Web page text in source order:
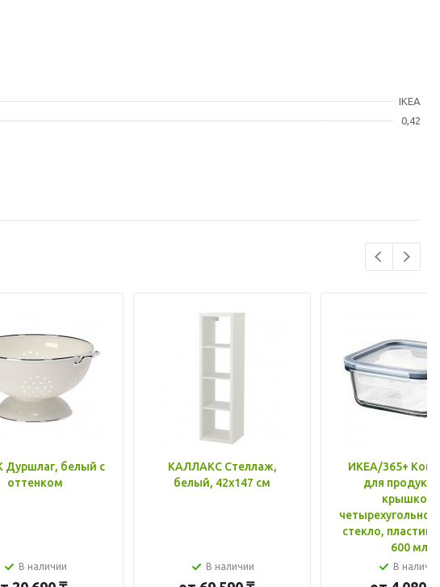
IKEA
0,42
Дуршлаг, белый с
оттенком
В наличии
КАЛЛАКС Стеллаж,
белый, 42x147 см
В наличии
ИКЕА/365+
для
крышкой,
стекло, пластик
600 мл
В